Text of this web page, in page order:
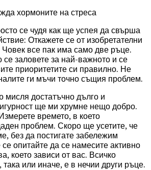
хормоните на стреса
се чудя как ще успея да свърша
Откажете се от изобретателни
все пак има само две ръце.
заловете за най-важното и се
приоритетите си правилно. Не
ги мъчи точно същия проблем.
мисля достатъчно дълго и
ще ми хрумне нещо добро.
времето, в което
проблем. Скоро ще усетите, че
без да постигате забележим
опитайте да се намесите активно
което зависи от вас. Всичко
или иначе, е в нечии други ръце.